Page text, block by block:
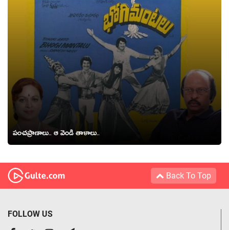
పంచప్రాణాలు.. ఆ వెండి తాళాలు..
Back To Top
FOLLOW US